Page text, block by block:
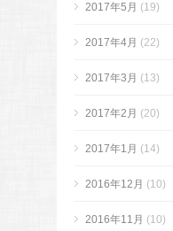
2017年5月 (19)
2017年4月 (22)
2017年3月 (13)
2017年2月 (20)
2017年1月 (14)
2016年12月 (10)
2016年11月 (10)